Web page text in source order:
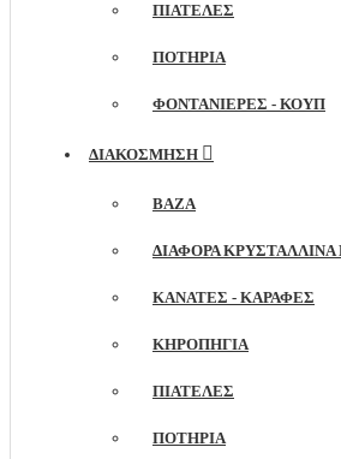
ΠΙΑΤΈΛΕΣ
ΠΟΤΉΡΙΑ
ΦΟΝΤΑΝΙΈΡΕΣ - ΚΟΥΠ
ΔΙΑΚΟΣΜΗΣΗ
ΒΆΖΑ
ΔΙΆΦΟΡΑ ΚΡΥΣΤΆΛΛΙΝΑ
ΚΑΝΆΤΕΣ - ΚΑΡΆΦΕΣ
ΚΗΡΟΠΉΓΙΑ
ΠΙΑΤΈΛΕΣ
ΠΟΤΉΡΙΑ